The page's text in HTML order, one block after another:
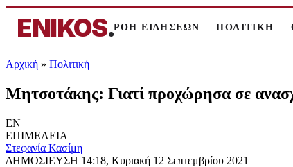
ENIKOS.ΡΟΗ ΕΙΔΗΣΕΩΝ ΠΟΛΙΤΙΚΗ
Αρχική » Πολιτική
Μητσοτάκης: Γιατί προχώρησα σε
EN
ΕΠΙΜΕΛΕΙΑ
Στεφανία Κασίμη
ΔΗΜΟΣΙΕΥΣΗ 14:18, Κυριακή 12 Σεπτεμβρίου 2021